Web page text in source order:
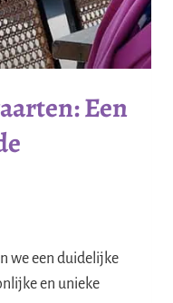
Een
we een duidelijke
en unieke